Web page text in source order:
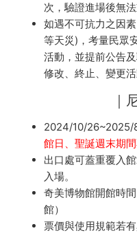
次，驗證進場後無法
如遇不可抗力之因
等天災)，考量民眾
活動，並提前公告
修改、終止、變更
｜
2024/10/26~2025/
館日、聖誕週末期間
出口處可蓋重覆入
入場。
奇美博物館開館時
館）
票價與使用規範若